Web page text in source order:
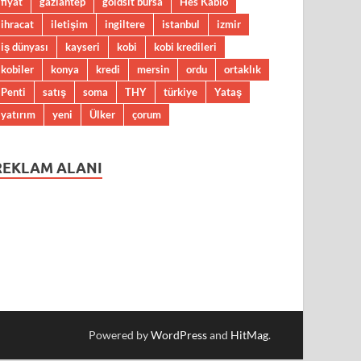
ihracat
iletişim ingiltere istanbul
izmir
iş dünyası
kayseri kobi
kobi kredileri
kobiler
konya kredi mersin ordu
ortaklık
Penti
satış soma THY türkiye
Yataş
yatırım
yeni Ülker çorum
ALANI
Powered byWordPressand HitMag.